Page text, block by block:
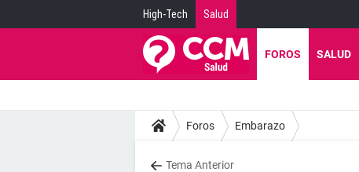
High-Tech Salud
FOROS SALUD
Foros Embarazo
Tema Anterior